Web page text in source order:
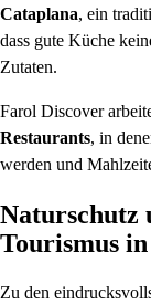
Cataplana, ein
dass gute Küche
Zutaten.
Farol Discover
Restaurants, in
werden und
Naturschutz
Tourismus
Zu den